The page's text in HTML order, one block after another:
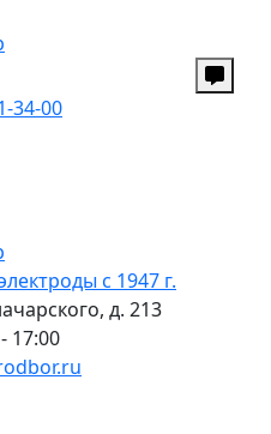
34-00
с 1947 г.
д. 213
17:00